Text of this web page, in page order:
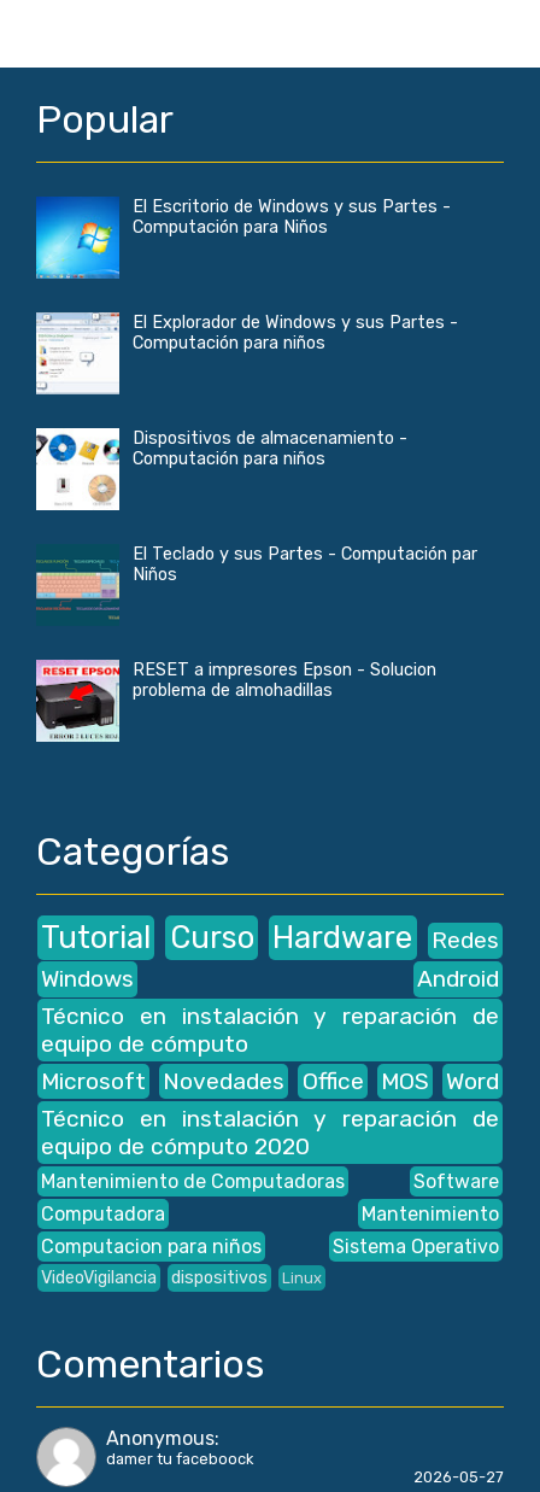
Popular
El Escritorio de Windows y sus Partes -
Computación para Niños
El Explorador de Windows y sus Partes -
Computación para niños
Dispositivos de almacenamiento -
Computación para niños
El Teclado y sus Partes - Computación par
Niños
RESET a impresores Epson - Solucion
problema de almohadillas
Categorías
Tutorial Curso Hardware
Redes
Windows
Android
Técnico en instalación y reparación de
equipo de cómputo
Microsoft
Novedades Office MOS
Word
Técnico en instalación y reparación de
equipo de cómputo 2020
Mantenimiento de Computadoras
Software
Computadora
Mantenimiento
Computacion para niños
Sistema Operativo
VideoVigilancia dispositivos Linux
Comentarios
Anonymous:
damer tu faceboock
2026-05-27